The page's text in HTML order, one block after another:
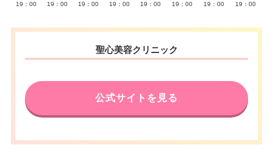
19：00
19：00
19：00
19：00
19：00
19：00
19：00
19：00
聖心美容クリニック
公式サイトを見る